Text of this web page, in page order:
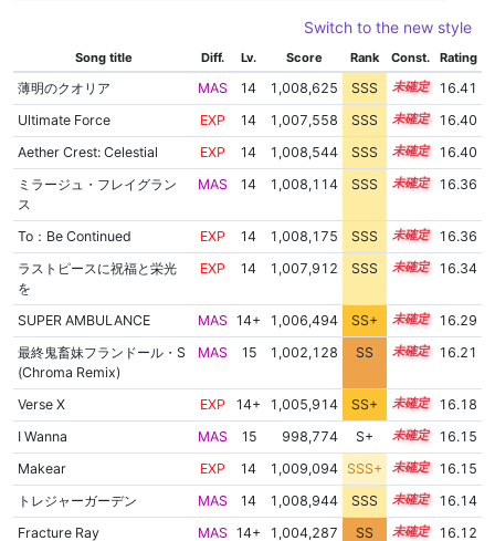
Switch to the new style
Song title Diff. Lv. Score Rank Const. Rating
薄明のクオリア MAS 14 1,008,625 SSS 14.3
16.41
Ultimate Force
EXP 14 1,007,558 SSS 14.4
16.40
Aether Crest: Celestial
EXP 14 1,008,544 SSS 14.3
16.40
ミラージュ・フレイグラン
ス
MAS 14 1,008,114 SSS 14.3 16.36
To：Be Continued EXP 14 1,008,175 SSS 14.3
16.36
ラストピースに祝福と栄光
を
EXP 14 1,007,912 SSS 14.3 16.34
SUPER AMBULANCE MAS 14+ 1,006,494 SS+ 14.5
16.29
最終鬼畜妹フランドール・S
(Chroma Remix)
MAS 15 1,002,128 SS 15.0 16.21
Verse X EXP 14+ 1,005,914 SS+ 14.5
16.18
I Wanna
MAS 15 998,774 S+ 15.2
16.15
Makear
EXP 14 1,009,094 SSS+ 14.0
16.15
トレジャーガーデン
MAS 14 1,008,944 SSS 14.0
16.14
Fracture Ray
MAS 14+ 1,004,287 SS 14.7
16.12